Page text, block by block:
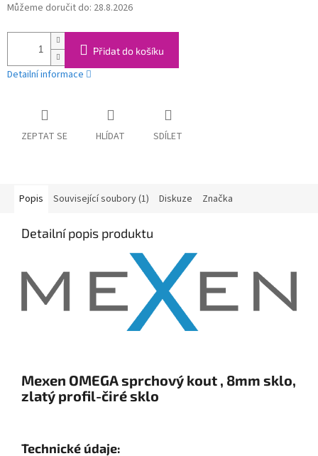
Měrná
Můžeme doručit do: 28.8.2026
Přidat do košíku
Detailní informace
ZEPTAT SE HLÍDAT SDÍLET
Popis Související soubory (1) Diskuze Značka
Detailní popis produktu
Mexen OMEGA sprchový kout , 8mm sklo,
zlatý profil-čiré sklo
Technické údaje: